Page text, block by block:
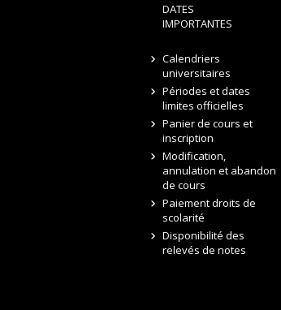
DATES
IMPORTANTES
Calendriers
universitaires
Périodes et dates
limites officielles
Panier de cours et
inscription
Modification,
annulation et abandon
de cours
Paiement droits de
scolarité
Disponibilité des
relevés de notes